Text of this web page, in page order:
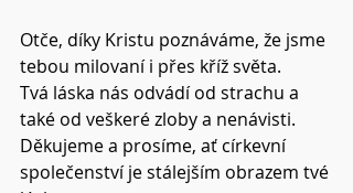
Otče, díky Kristu poznáváme, že jsme
tebou milovaní i přes kříž světa.
Tvá láska nás odvádí od strachu a
také od veškeré zloby a nenávisti.
Děkujeme a prosíme, ať církevní
společenství je stálejším obrazem tvé